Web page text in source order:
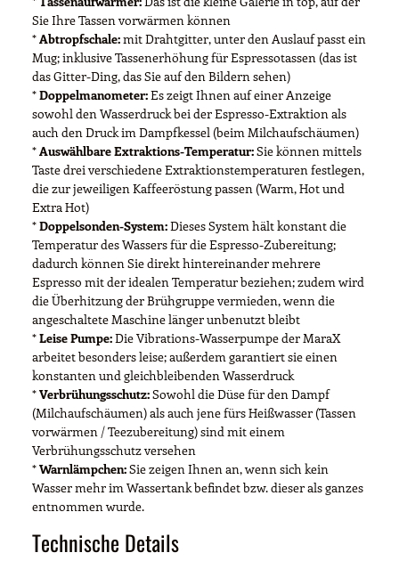
Sie Ihre Tassen vorwärmen können
*Abtropfschale:mit Drahtgitter, unter den Auslauf passt ein
Mug; inklusive Tassenerhöhung für Espressotassen (das ist
das Gitter-Ding, das Sie auf den Bildern sehen)
*Doppelmanometer:Es zeigt Ihnen auf einer Anzeige
sowohl den Wasserdruck bei der Espresso-Extraktion als
auch den Druck im Dampfkessel (beim Milchaufschäumen)
*Auswählbare Extraktions-Temperatur:Sie können mittels
Taste drei verschiedene Extraktionstemperaturen festlegen,
die zur jeweiligen Kaffeeröstung passen (Warm, Hot und
Extra Hot)
*Doppelsonden-System:Dieses System hält konstant die
Temperatur des Wassers für die Espresso-Zubereitung;
dadurch können Sie direkt hintereinander mehrere
Espresso mit der idealen Temperatur beziehen; zudem wird
die Überhitzung der Brühgruppe vermieden, wenn die
angeschaltete Maschine länger unbenutzt bleibt
*Leise Pumpe:Die Vibrations-Wasserpumpe der MaraX
arbeitet besonders leise; außerdem garantiert sie einen
konstanten und gleichbleibenden Wasserdruck
*Verbrühungsschutz:Sowohl die Düse für den Dampf
(Milchaufschäumen) als auch jene fürs Heißwasser (Tassen
vorwärmen / Teezubereitung) sind mit einem
Verbrühungsschutz versehen
*Warnlämpchen:Sie zeigen Ihnen an, wenn sich kein
Wasser mehr im Wassertank befindet bzw. dieser als ganzes
entnommen wurde.
Technische Details